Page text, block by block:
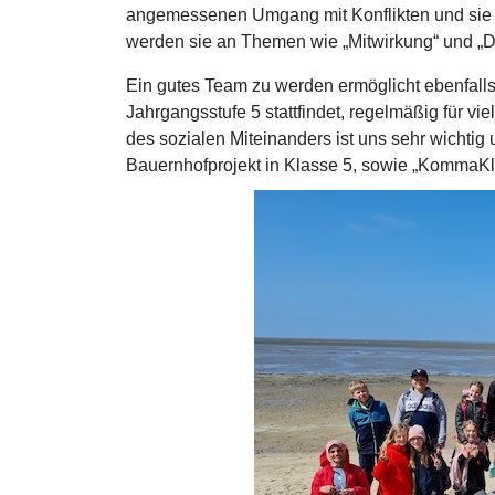
angemessenen Umgang mit Konflikten und
werden sie an Themen wie „Mitwirkung“ und
Ein gutes Team zu werden ermöglicht
Jahrgangsstufe 5 stattfindet, regelmäßig für
des sozialen Miteinanders ist uns sehr wichtig
Bauernhofprojekt in Klasse 5, sowie